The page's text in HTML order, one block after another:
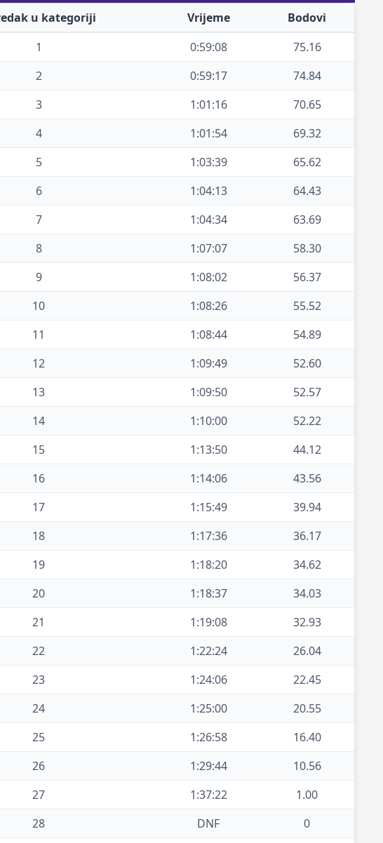
u kategoriji Vrijeme
Bodovi
1 0:59:08
75.16
2 0:59:17
74.84
3 1:01:16
70.65
4 1:01:54
69.32
5 1:03:39
65.62
6 1:04:13
64.43
7 1:04:34
63.69
8 1:07:07
58.30
9 1:08:02
56.37
10 1:08:26
55.52
11 1:08:44
54.89
12 1:09:49
52.60
13 1:09:50
52.57
14 1:10:00
52.22
15 1:13:50
44.12
16 1:14:06
43.56
17 1:15:49
39.94
18 1:17:36
36.17
19 1:18:20
34.62
20 1:18:37
34.03
21 1:19:08
32.93
22 1:22:24
26.04
23 1:24:06
22.45
24 1:25:00
20.55
25 1:26:58
16.40
26 1:29:44
10.56
27 1:37:22
1.00
28 DNF 0